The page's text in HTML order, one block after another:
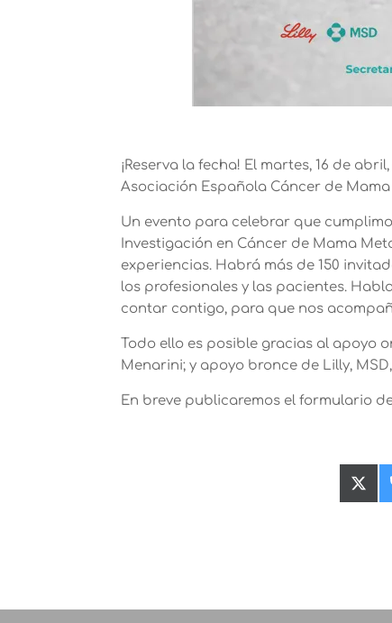
¡Reserva la fecha! El martes, 16 de
Asociación Española Cáncer de
Un evento para celebrar que
Investigación en Cáncer de Mama
experiencias. Habrá más de 150
los profesionales y las pacientes.
contar contigo, para que nos
Todo ello es posible gracias al apoyo
Menarini; y apoyo bronce de Lilly,
En breve publicaremos el formulario
en